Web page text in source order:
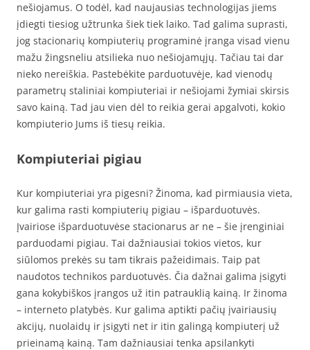
nešiojamus. O todėl, kad naujausias technologijas jiems
įdiegti tiesiog užtrunka šiek tiek laiko. Tad galima suprasti,
jog stacionarių kompiuterių programinė įranga visad vienu
mažu žingsneliu atsilieka nuo nešiojamųjų. Tačiau tai dar
nieko nereiškia. Pastebėkite parduotuvėje, kad vienodų
parametrų staliniai kompiuteriai ir nešiojami žymiai skirsis
savo kainą. Tad jau vien dėl to reikia gerai apgalvoti, kokio
kompiuterio Jums iš tiesų reikia.
Kompiuteriai pigiau
Kur kompiuteriai yra pigesni? Žinoma, kad pirmiausia vieta,
kur galima rasti kompiuterių pigiau – išparduotuvės.
Įvairiose išparduotuvėse stacionarus ar ne – šie įrenginiai
parduodami pigiau. Tai dažniausiai tokios vietos, kur
siūlomos prekės su tam tikrais pažeidimais. Taip pat
naudotos technikos parduotuvės. Čia dažnai galima įsigyti
gana kokybiškos įrangos už itin patrauklią kainą. Ir žinoma
– interneto platybės. Kur galima aptikti pačių įvairiausių
akcijų, nuolaidų ir įsigyti net ir itin galingą kompiuterį už
prieinamą kainą. Tam dažniausiai tenka apsilankyti